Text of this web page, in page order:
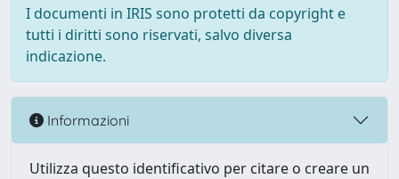
I documenti in IRIS sono protetti da copyright e
tutti i diritti sono riservati, salvo diversa
indicazione.
Informazioni
Utilizza questo identificativo per citare o creare un